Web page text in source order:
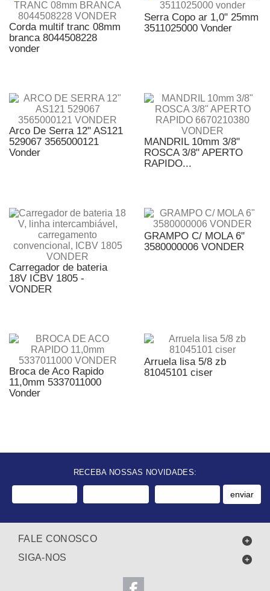
Corda multif tranc 08mm
branca 8044508228
vonder
Serra Copo ar 1,0" 25mm
3511025000 Vonder
Arco De Serra 12" AS121
529067 3565000121
Vonder
MANDRIL 10mm 3/8"
ROSCA 3/8" APERTO
RAPIDO...
Carregador de bateria
18V ICBV 1805 -
VONDER
GRAMPO C/ MOLA 6"
3580000006 VONDER
Broca de Aco Rapido
11,0mm 5337011000
Vonder
Arruela lisa 5/8 zb
81045101 ciser
RECEBA NOSSAS NOVIDADES:
enviar
FALE CONOSCO
SIGA-NOS